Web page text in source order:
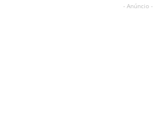
- Anúncio -